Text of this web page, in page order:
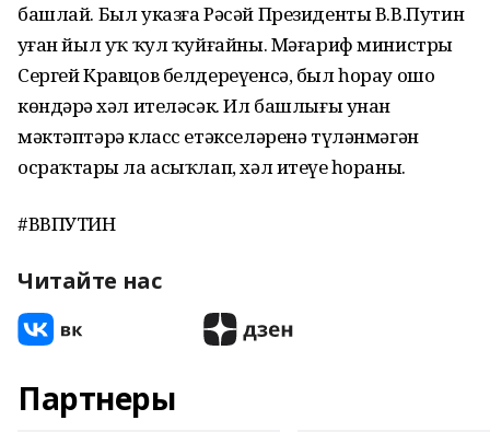
башлай. Был указға Рәсәй Президенты В.В.Путин
уҙған йыл уҡ ҡул ҡуйғайны. Мәғариф министры
Сергей Кравцов белдереүенсә, был һорау ошо
көндәрҙә хәл ителәсәк. Ил башлығы унан
мәктәптәрҙә класс етәкселәренә түләнмәгән
осраҡтарҙы ла асыҡлап, хәл итеүҙе һораны.
#ВВПУТИН
Читайте нас
Партнеры